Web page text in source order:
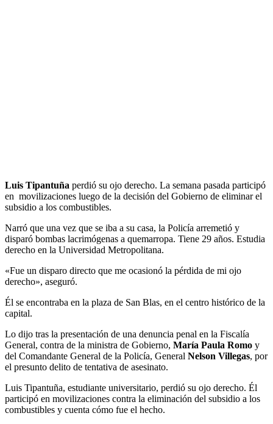
Luis Tipantuña perdió su ojo derecho. La semana pasada participó
en movilizaciones luego de la decisión del Gobierno de eliminar el
subsidio a los combustibles.
Narró que una vez que se iba a su casa, la Policía arremetió y
disparó bombas lacrimógenas a quemarropa. Tiene 29 años. Estudia
derecho en la Universidad Metropolitana.
«Fue un disparo directo que me ocasionó la pérdida de mi ojo
derecho», aseguró.
Él se encontraba en la plaza de San Blas, en el centro histórico de la
capital.
Lo dijo tras la presentación de una denuncia penal en la Fiscalía
General, contra de la ministra de Gobierno, María Paula Romo y
del Comandante General de la Policía, General Nelson Villegas, por
el presunto delito de tentativa de asesinato.
Luis Tipantuña, estudiante universitario, perdió su ojo derecho. Él
participó en movilizaciones contra la eliminación del subsidio a los
combustibles y cuenta cómo fue el hecho.